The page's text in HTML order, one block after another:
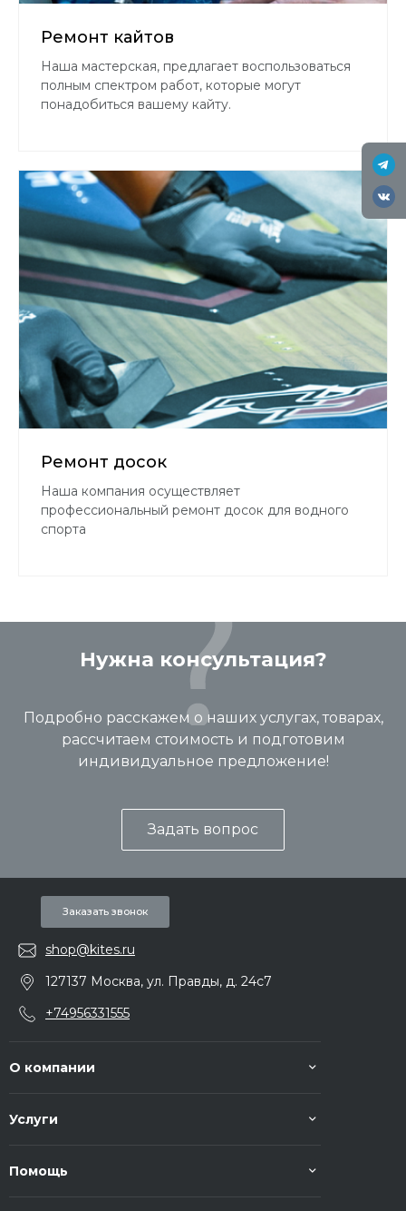
Ремонт кайтов
Наша мастерская, предлагает воспользоваться
полным спектром работ, которые могут
понадобиться вашему кайту.
Ремонт досок
Наша компания осуществляет
профессиональный ремонт досок для водного
спорта
Нужна консультация?
Подробно расскажем о наших услугах, товарах,
рассчитаем стоимость и подготовим
индивидуальное предложение!
Задать вопрос
Заказать звонок
shop@kites.ru
127137 Москва, ул. Правды, д. 24с7
+74956331555
О компании
Услуги
Помощь